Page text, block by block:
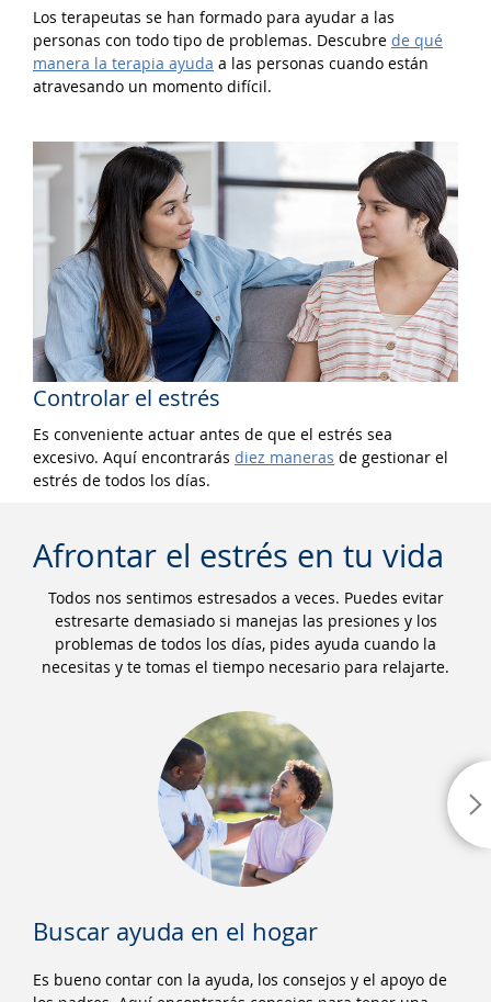
Los terapeutas se han formado para ayudar a las
personas con todo tipo de problemas. Descubre de qué
manera la terapia ayuda a las personas cuando están
atravesando un momento difícil.
Controlar el estrés
Es conveniente actuar antes de que el estrés sea
excesivo. Aquí encontrarás diez maneras de gestionar el
estrés de todos los días.
Afrontar el estrés en tu vida
Todos nos sentimos estresados a veces. Puedes evitar
estresarte demasiado si manejas las presiones y los
problemas de todos los días, pides ayuda cuando la
necesitas y te tomas el tiempo necesario para relajarte.
Buscar ayuda en el hogar
Es bueno contar con la ayuda, los consejos y el apoyo de